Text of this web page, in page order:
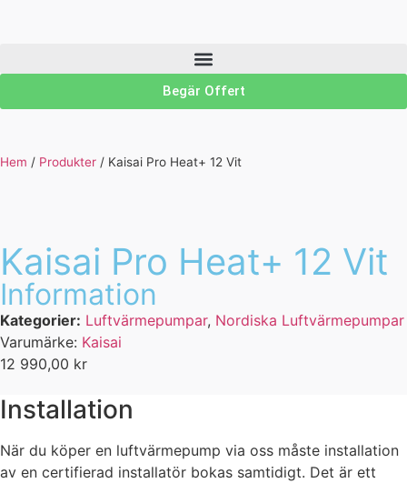
Begär Offert
Hem / Produkter / Kaisai Pro Heat+ 12 Vit
Kaisai Pro Heat+ 12 Vit
Information
Kategorier: Luftvärmepumpar, Nordiska Luftvärmepumpar
Varumärke: Kaisai
12 990,00 kr
Installation
När du köper en luftvärmepump via oss måste installation
av en certifierad installatör bokas samtidigt. Det är ett